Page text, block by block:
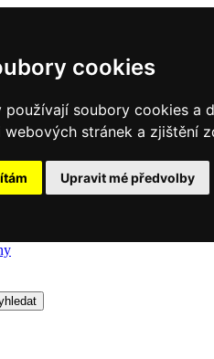
cookies
soubory cookies a
stránek a zjištění
Upravit mé předvolby